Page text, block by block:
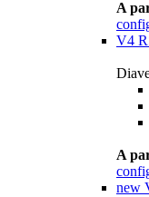
A
V4
A
new